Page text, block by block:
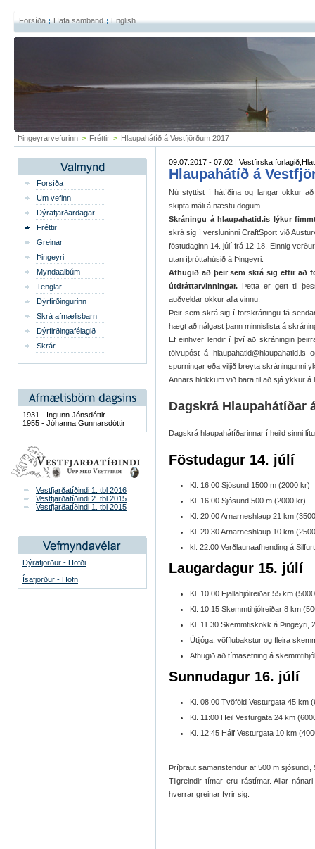
Forsíða Hafa samband English
Þingeyrarvefurinn > Fréttir > Hlaupahátíð á Vestfjörðum 2017
Forsíða
Um vefinn
Dýrafjarðardagar
Fréttir
Greinar
Þingeyri
Myndaalbúm
Tenglar
Dýrfirðingurinn
Skrá afmælisbarn
Dýrfirðingafélagið
Skrár
1931 - Ingunn Jónsdóttir
1955 - Jóhanna Gunnarsdóttir
Vestfjarðatíðindi 1. tbl 2016
Vestfjarðatíðindi 2. tbl 2015
Vestfjarðatíðindi 1. tbl 2015
Dýrafjörður - Höfði
Ísafjörður - Höfn
09.07.2017 - 07:02 | Vestfirska
Hlaupahátíð á
Nú styttist í hátíðina og langar okkur
skipta máli á næstu dögum
Skráningu á hlaupahatid.is lýkur
skrá sig í versluninni CraftSport við
föstudaginn 14. júlí frá 12-18. Einnig
utan íþróttahúsið á Þingeyri.
Athugið að þeir sem skrá sig eftir að
útdráttarvinningar. Þetta er gert til
auðveldar okkur alla vinnu.
Þeir sem skrá sig í forskráningu fá
hægt að nálgast þann minnislista á
Ef einhver lendir í því að skráningin
tölvupóst á
spurningar eða viljið breyta skráningunni
Annars hlökkum við bara til að sjá ykkur á
Dagskrá Hlaupahátíðar
Dagskrá hlaupahátíðarinnar í heild sinni
Föstudagur 14. júlí
Kl. 16:00 Sjósund 1500 m (2000 kr)
Kl. 16:00 Sjósund 500 m (2000 kr)
Kl. 20:00 Arnarneshlaup 21 km
Kl. 20.30 Arnarneshlaup 10 km
kl. 22.00 Verðlaunaafhending á
Laugardagur 15. júlí
Kl. 10.00 Fjallahjólreiðar 55 km
Kl. 10.15 Skemmtihjólreiðar 8 km
Kl. 11.30 Skemmtiskokk á Þingeyri,
Útijóga, vöfflubakstur og fleira
Athugið að tímasetning á
Sunnudagur 16. júlí
Kl. 08:00 Tvöföld Vesturgata 45 km
Kl. 11:00 Heil Vesturgata 24 km
Kl. 12:45 Hálf Vesturgata 10 km
Þríþraut samanstendur af 500 m
Tilgreindir tímar eru rástímar. Allar
hverrar greinar fyrir sig.